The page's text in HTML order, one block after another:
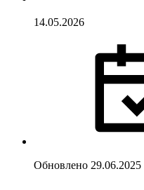
14.05.2026
Обновлено 29.06.2025